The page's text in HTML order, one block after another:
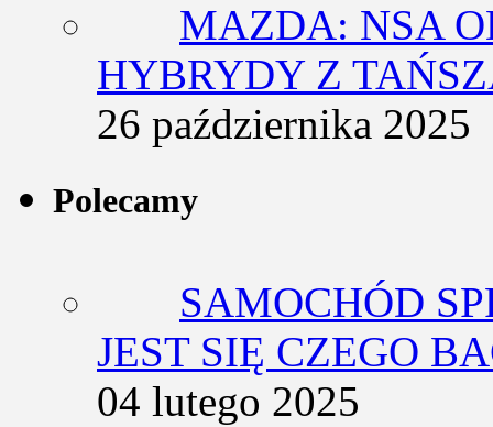
MAZDA: NSA
HYBRYDY Z
26 października 2025
Polecamy
SAMOCHÓD
JEST SIĘ CZEGO
04 lutego 2025